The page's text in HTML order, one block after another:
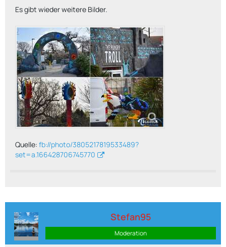
Es gibt wieder weitere Bilder.
Quelle: fb://photo/3805217819533489?
set=a.166428706745770
Stefan95
Moderation